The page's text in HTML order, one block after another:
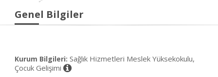
Genel Bilgiler
Kurum Bilgileri: Sağlık Hizmetleri Meslek Yüksekokulu,
Çocuk Gelişimi